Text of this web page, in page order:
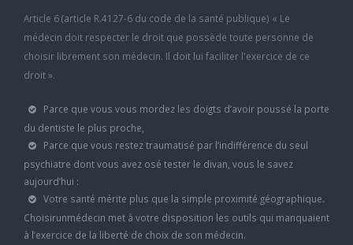
Article 6 (article R.4127-6 du code de la santé publique) « Le
médecin doit respecter le droit que possède toute personne de
choisir librement son médecin. Il doit lui faciliter l'exercice de ce
droit ».
Parce que vous vous mordez les doigts d’avoir poussé la porte
du dentiste le plus proche,
Parce que vous restez traumatisé par l’indifférence du seul
psychiatre dont vous avez osé tester le divan, vous le savez
aujourd’hui :
Votre santé mérite plus que la simple proximité géographique.
Choisirunmédecin met à votre disposition les outils qui manquaient
à l’exercice de la liberté de choix de son médecin.